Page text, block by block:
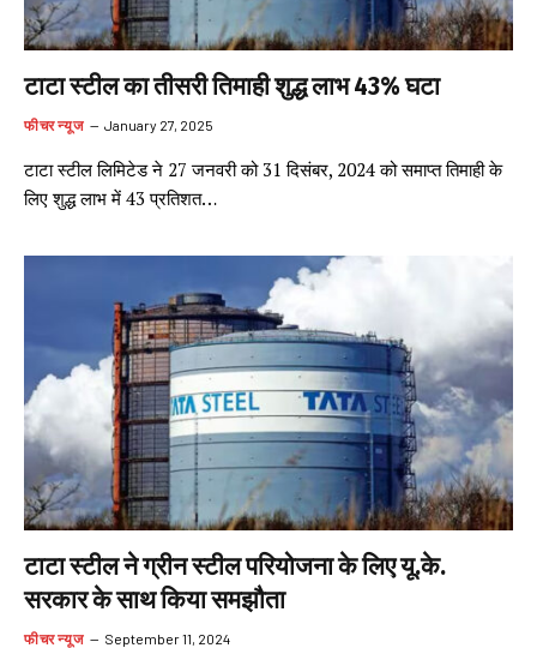
टाटा स्टील का तीसरी तिमाही शुद्ध लाभ 43% घटा
फीचर न्यूज January 27, 2025
टाटा स्टील लिमिटेड ने 27 जनवरी को 31 दिसंबर, 2024 को समाप्त तिमाही के
लिए शुद्ध लाभ में 43 प्रतिशत…
टाटा स्टील ने ग्रीन स्टील परियोजना के लिए यू.के.
सरकार के साथ किया समझौता
फीचर न्यूज September 11, 2024